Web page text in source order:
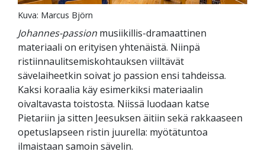
Kuva: Marcus Björn
Johannes-passion musiikillis-dramaattinen
materiaali on erityisen yhtenäistä. Niinpä
ristiinnaulitsemiskohtauksen viiltävät
sävelaiheetkin soivat jo passion ensi tahdeissa.
Kaksi koraalia käy esimerkiksi materiaalin
oivaltavasta toistosta. Niissä luodaan katse
Pietariin ja sitten Jeesuksen äitiin sekä rakkaaseen
opetuslapseen ristin juurella: myötätuntoa
ilmaistaan samoin sävelin.